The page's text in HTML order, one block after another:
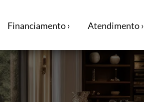
Financiamento › Atendimento ›